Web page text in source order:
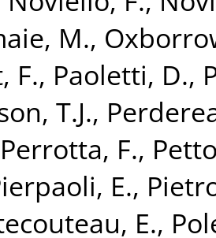
M.,
F., Paoletti, D.,
T.J.,
Perrotta, F.,
E.,
E.,